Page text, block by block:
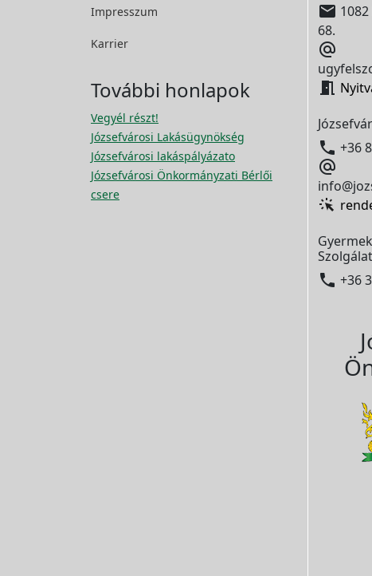
Impresszum
Karrier
További honlapok
Vegyél részt!
Józsefvárosi Lakásügynökség
Józsefvárosi lakáspályázato
Józsefvárosi Önkormányzati Bérlői
csere

68.


 +36

Szolgálat
 +36